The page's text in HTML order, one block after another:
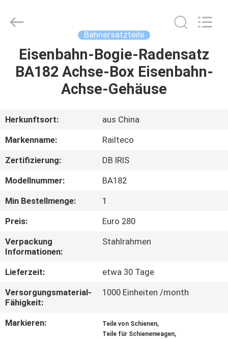
HAUS
PRODUKTE
ÜBER
UNS
FABRIK-
AUSFLUG
QUALITÄTSKONTROLLE
TRETEN
SIE
MIT
UNS
IN
Ltd..
Bahnersatzteile
Eisenbahn-Bogie-Radensatz
BA182 Achse-Box Eisenbahn-
Achse-Gehäuse
Herkunftsort:
aus China
Markenname:
Railteco
Zertifizierung:
DB IRIS
Modellnummer:
BA182
Min Bestellmenge:
1
Preis:
Euro 280
Verpackung
Informationen:
Stahlrahmen
Lieferzeit:
etwa 30 Tage
Versorgungsmaterial-
Fähigkeit:
1000 Einheiten /month
Markieren: Teile von Schienen,
Teile für Schienenwagen,